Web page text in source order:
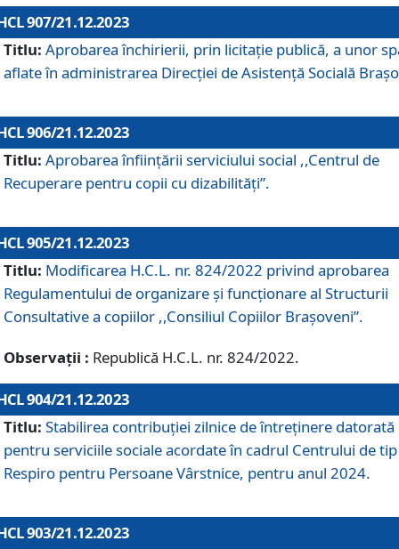
907/21.12.2023
Titlu: Aprobarea închirierii, prin licitație publică, a unor
aflate în administrarea Direcției de Asistență Socială
906/21.12.2023
Titlu: Aprobarea înființării serviciului social ,,Centrul de
Recuperare pentru copii cu dizabilități”.
905/21.12.2023
Titlu: Modificarea H.C.L. nr. 824/2022 privind aprobarea
Regulamentului de organizare şi funcţionare al Structurii
Consultative a copiilor ,,Consiliul Copiilor Braşoveni”.
Observații : Republică H.C.L. nr. 824/2022.
904/21.12.2023
Titlu: Stabilirea contribuţiei zilnice de întreținere datorată
pentru serviciile sociale acordate în cadrul Centrului de tip
Respiro pentru Persoane Vârstnice, pentru anul 2024.
903/21.12.2023